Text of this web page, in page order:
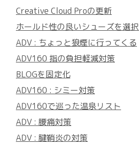
Creative Cloud Proの更新
ホールド性の良いシューズを選択
ADV : ちょっと狼煙に行ってくる
ADV160 指の負担軽減対策
BLOGを固定化
ADV160 : シミー対策
ADV160で巡った温泉リスト
ADV : 腰痛対策
ADV : 腱鞘炎の対策